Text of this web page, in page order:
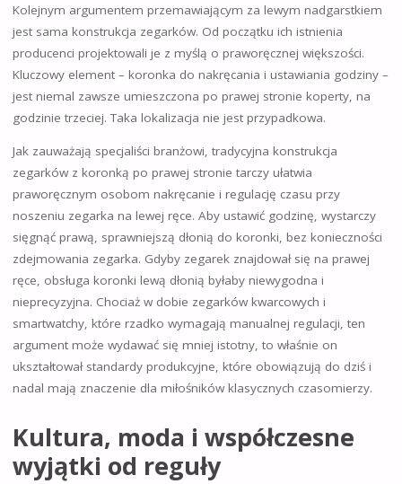
Kolejnym argumentem przemawiającym za lewym nadgarstkiem
jest sama konstrukcja zegarków. Od początku ich istnienia
producenci projektowali je z myślą o praworęcznej większości.
Kluczowy element – koronka do nakręcania i ustawiania godziny –
jest niemal zawsze umieszczona po prawej stronie koperty, na
godzinie trzeciej. Taka lokalizacja nie jest przypadkowa.
Jak zauważają specjaliści branżowi, tradycyjna konstrukcja
zegarków z koronką po prawej stronie tarczy ułatwia
praworęcznym osobom nakręcanie i regulację czasu przy
noszeniu zegarka na lewej ręce. Aby ustawić godzinę, wystarczy
sięgnąć prawą, sprawniejszą dłonią do koronki, bez konieczności
zdejmowania zegarka. Gdyby zegarek znajdował się na prawej
ręce, obsługa koronki lewą dłonią byłaby niewygodna i
nieprecyzyjna. Chociaż w dobie zegarków kwarcowych i
smartwatchy, które rzadko wymagają manualnej regulacji, ten
argument może wydawać się mniej istotny, to właśnie on
ukształtował standardy produkcyjne, które obowiązują do dziś i
nadal mają znaczenie dla miłośników klasycznych czasomierzy.
Kultura, moda i współczesne
wyjątki od reguły